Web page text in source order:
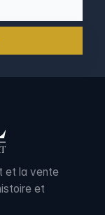
et la vente
et